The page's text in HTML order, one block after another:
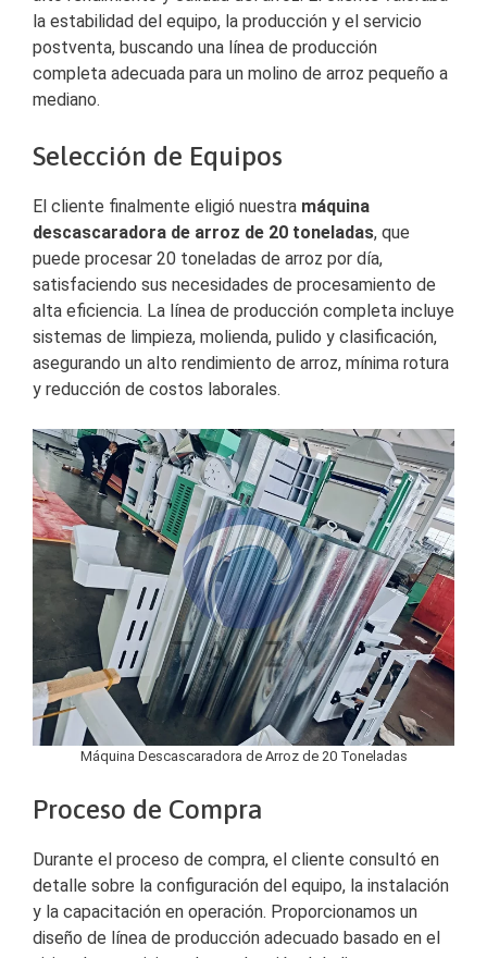
la estabilidad del equipo, la producción y el servicio
postventa, buscando una línea de producción
completa adecuada para un molino de arroz pequeño a
mediano.
Selección de Equipos
El cliente finalmente eligió nuestra máquina
descascaradora de arroz de 20 toneladas, que
puede procesar 20 toneladas de arroz por día,
satisfaciendo sus necesidades de procesamiento de
alta eficiencia. La línea de producción completa incluye
sistemas de limpieza, molienda, pulido y clasificación,
asegurando un alto rendimiento de arroz, mínima rotura
y reducción de costos laborales.
Máquina Descascaradora de Arroz de 20 Toneladas
Proceso de Compra
Durante el proceso de compra, el cliente consultó en
detalle sobre la configuración del equipo, la instalación
y la capacitación en operación. Proporcionamos un
diseño de línea de producción adecuado basado en el